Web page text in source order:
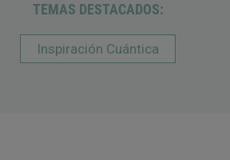
TEMAS DESTACADOS:
Inspiración Cuántica